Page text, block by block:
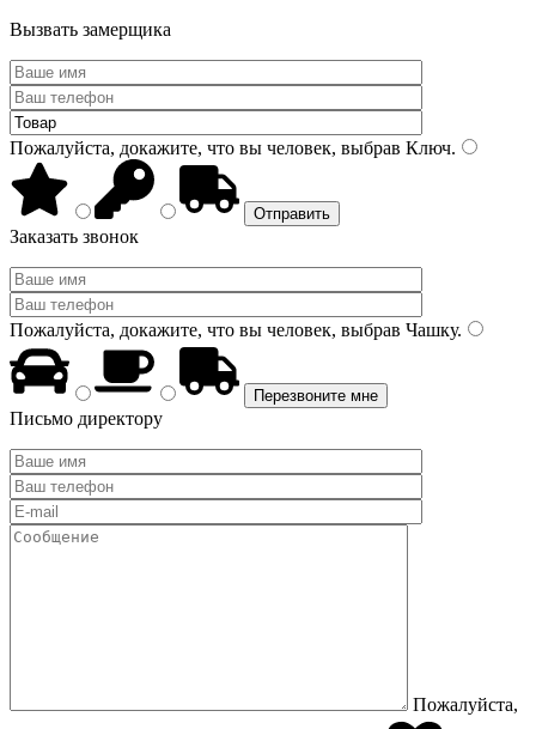
Вызвать замерщика
Пожалуйста, докажите, что вы человек, выбрав Ключ.
Заказать звонок
Пожалуйста, докажите, что вы человек, выбрав Чашку.
Письмо директору
Пожалуйста,